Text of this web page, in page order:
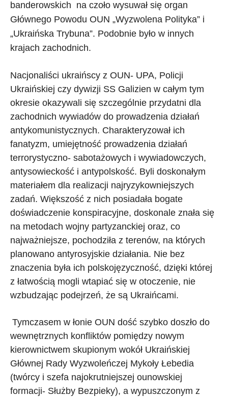
banderowskich na czoło wysuwał się organ
Głównego Powodu OUN „Wyzwolena Polityka” i
„Ukraińska Trybuna”. Podobnie było w innych
krajach zachodnich.
Nacjonaliści ukraińscy z OUN- UPA, Policji
Ukraińskiej czy dywizji SS Galizien w całym tym
okresie okazywali się szczególnie przydatni dla
zachodnich wywiadów do prowadzenia działań
antykomunistycznych. Charakteryzował ich
fanatyzm, umiejętność prowadzenia działań
terrorystyczno- sabotażowych i wywiadowczych,
antysowieckość i antypolskość. Byli doskonałym
materiałem dla realizacji najryzykowniejszych
zadań. Większość z nich posiadała bogate
doświadczenie konspiracyjne, doskonale znała się
na metodach wojny partyzanckiej oraz, co
najważniejsze, pochodziła z terenów, na których
planowano antyrosyjskie działania. Nie bez
znaczenia była ich polskojęzyczność, dzięki której
z łatwością mogli wtapiać się w otoczenie, nie
wzbudzając podejrzeń, że są Ukraińcami.
Tymczasem w łonie OUN dość szybko doszło do
wewnętrznych konfliktów pomiędzy nowym
kierownictwem skupionym wokół Ukraińskiej
Głównej Rady Wyzwoleńczej Mykoły Łebedia
(twórcy i szefa najokrutniejszej ounowskiej
formacji- Służby Bezpieky), a wypuszczonym z